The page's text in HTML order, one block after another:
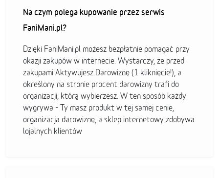
Na czym polega kupowanie przez serwis
FaniMani.pl?
Dzięki FaniMani.pl możesz bezpłatnie pomagać przy
okazji zakupów w internecie. Wystarczy, że przed
zakupami Aktywujesz Darowiznę (1 kliknięcie!), a
określony na stronie procent darowizny trafi do
organizacji, którą wybierzesz. W ten sposób każdy
wygrywa - Ty masz produkt w tej samej cenie,
organizacja darowiznę, a sklep internetowy zdobywa
lojalnych klientów